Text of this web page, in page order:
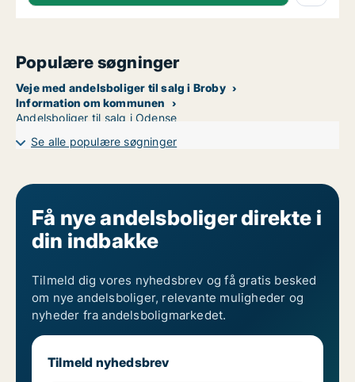
Populære søgninger
Veje med andelsboliger til salg i Broby
Information om kommunen
Andelsboliger til salg i Odense
Se alle populære søgninger
Få nye andelsboliger direkte i
din indbakke
Tilmeld dig vores nyhedsbrev og få gratis besked
om nye andelsboliger, relevante muligheder og
nyheder fra andelsboligmarkedet.
Tilmeld nyhedsbrev